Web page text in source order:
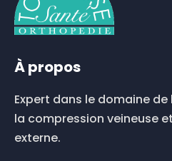
À propos
Expert dans le domaine
la compression veineuse
externe.